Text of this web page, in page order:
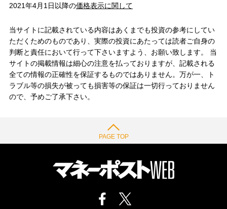
2021年4月1日以降の価格表示に関して
当サイトに記載されている内容はあくまでも投資の参考にしてい
ただくためのものであり、実際の投資にあたっては読者ご自身の
判断と責任において行って下さいますよう、お願い致します。 当
サイトの掲載情報は細心の注意を払っておりますが、記載される
全ての情報の正確性を保証するものではありません。万が一、ト
ラブル等の損失が被っても損害等の保証は一切行っておりません
ので、予めご了承下さい。
PAGE TOP